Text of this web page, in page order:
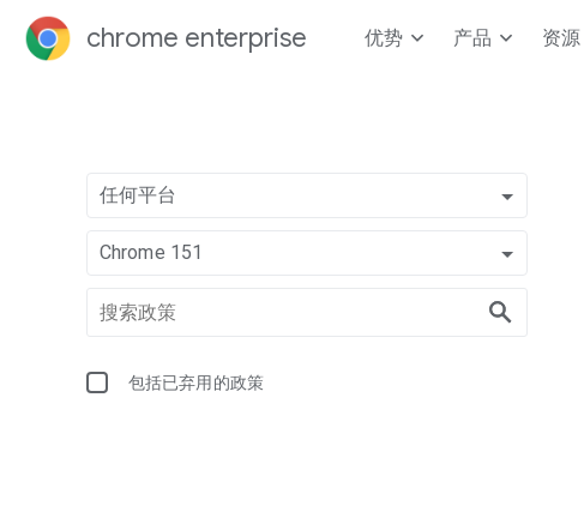
chrome enterprise 优势 产品 资源
任何平台
Chrome 151
包括已弃用的政策